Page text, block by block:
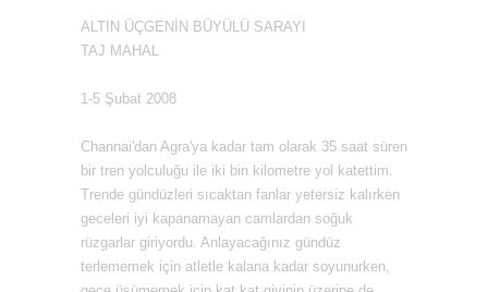
ALTIN ÜÇGENİN BÜYÜLÜ SARAYI
TAJ MAHAL
1-5 Şubat 2008
Channai'dan Agra'ya kadar tam olarak 35 saat süren
bir tren yolculuğu ile iki bin kilometre yol katettim.
Trende gündüzleri sıcaktan fanlar yetersiz kalırken
geceleri iyi kapanamayan camlardan soğuk
rüzgarlar giriyordu. Anlayacağınız gündüz
terlememek için atletle kalana kadar soyunurken,